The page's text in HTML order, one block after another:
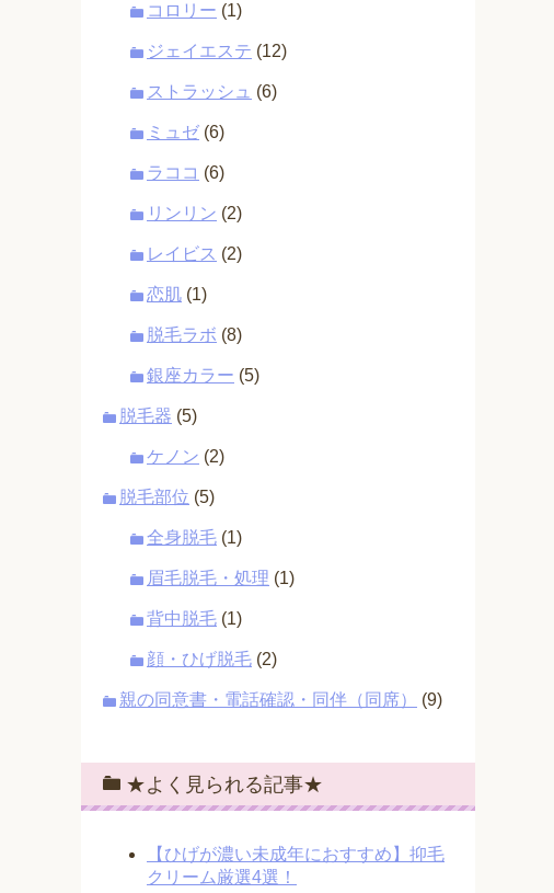
コロリー (1)
ジェイエステ (12)
ストラッシュ (6)
ミュゼ (6)
ラココ (6)
リンリン (2)
レイビス (2)
恋肌 (1)
脱毛ラボ (8)
銀座カラー (5)
脱毛器 (5)
ケノン (2)
脱毛部位 (5)
全身脱毛 (1)
眉毛脱毛・処理 (1)
背中脱毛 (1)
顔・ひげ脱毛 (2)
親の同意書・電話確認・同伴（同席） (9)
★よく見られる記事★
【ひげが濃い未成年におすすめ】抑毛
クリーム厳選4選！